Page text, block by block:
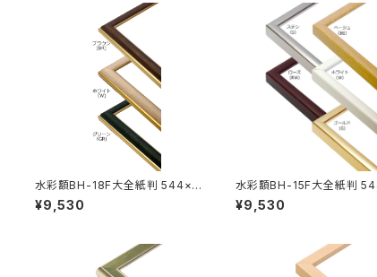
水彩額BH-18F大全紙判 544×7
26ミリ
¥9,530
水彩額BH-15F大全紙判
26ミリ
¥9,530